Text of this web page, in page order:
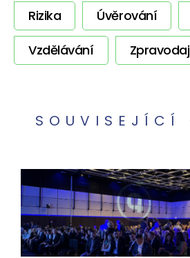
Rizika
Úvěrování
Vzdělávání
Zpravodaj
SOUVISEJÍCÍ